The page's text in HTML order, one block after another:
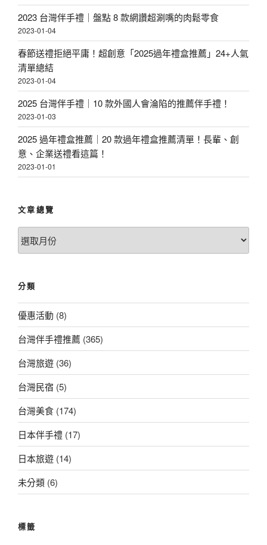
2023 台灣伴手禮｜盤點 8 款網讚超涮嘴的肉鬆零食
2023-01-04
春節送禮拒絕平庸！超創意「2025過年禮盒推薦」24+人氣
清單總結
2023-01-04
2025 台灣伴手禮｜10 款外國人會淪陷的推薦伴手禮！
2023-01-03
2025 過年禮盒推薦｜20 款過年禮盒推薦清單！長輩、創
意、企業送禮看這篇！
2023-01-01
文章總覽
文
章
分類
優惠活動 (8)
台灣伴手禮推薦 (365)
台灣旅遊 (36)
台灣民宿 (5)
台灣美食 (174)
日本伴手禮 (17)
日本旅遊 (14)
未分類 (6)
標籤